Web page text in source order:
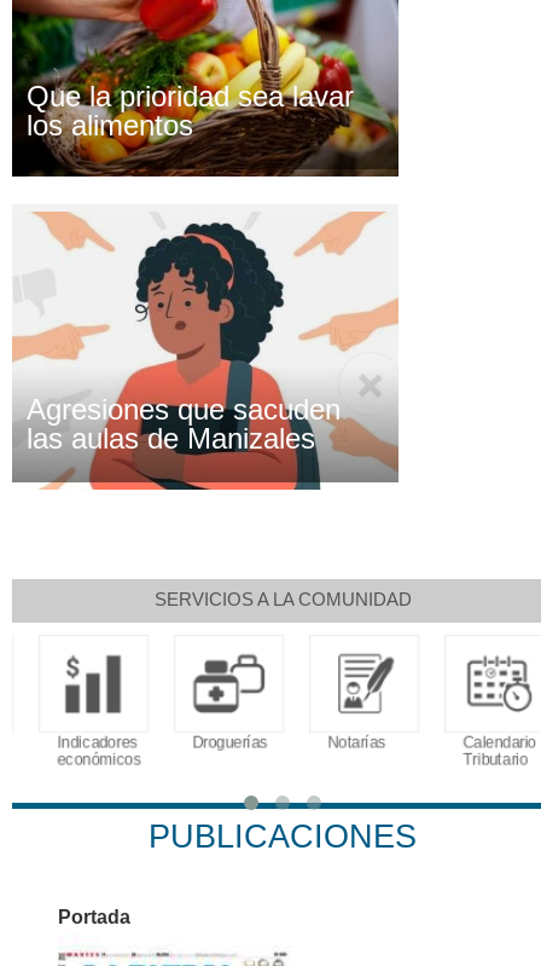
Que la prioridad sea lavar
los alimentos
Agresiones que sacuden
las aulas de Manizales
SERVICIOS A LA COMUNIDAD
Indicadores
económicos
Droguerías Notarías
Calendario
Tributario
PUBLICACIONES
Portada